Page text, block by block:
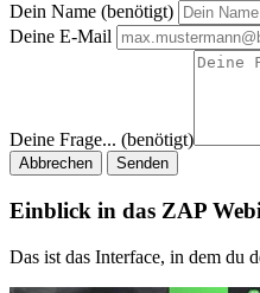
Dein Name (benötigt)
Deine E-Mail
Deine Frage... (benötigt)
Abbrechen Senden
Einblick in das ZAP
Das ist das Interface, in dem du